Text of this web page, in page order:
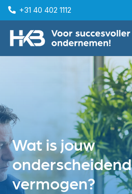
+31 40 402 1112
Wat is jouw
onderscheidend
vermogen?